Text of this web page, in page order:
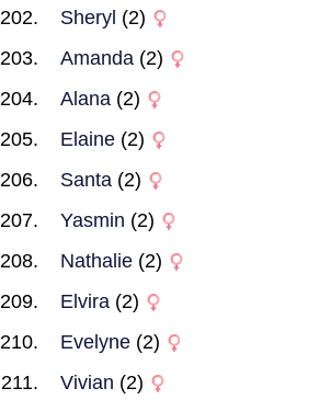
Sheryl (2)
Amanda (2)
Alana (2)
Elaine (2)
Santa (2)
Yasmin (2)
Nathalie (2)
Elvira (2)
Evelyne (2)
Vivian (2)